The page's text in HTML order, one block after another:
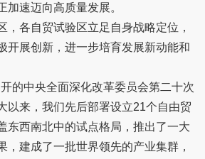
加速迈向高质量发展。
，各自贸试验区立足自身战略定位，
开展创新，进一步培育发展新动能和
的中央全面深化改革委员会第二十次
以来，我们先后部署设立21个自由贸
东西南北中的试点格局，推出了一大
，建成了一批世界领先的产业集群，